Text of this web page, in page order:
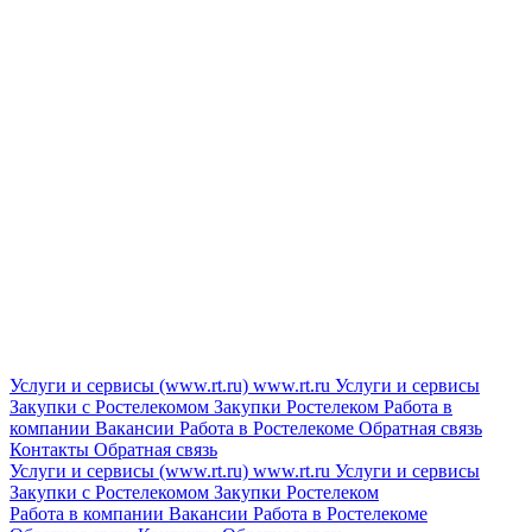
Услуги и сервисы (www.rt.ru) www.rt.ru Услуги и сервисы
Закупки с Ростелекомом Закупки Ростелеком Работа в
компании Вакансии Работа в Ростелекоме Обратная связь
Контакты Обратная связь
Услуги и сервисы (www.rt.ru) www.rt.ru Услуги и сервисы
Закупки с Ростелекомом Закупки Ростелеком
Работа в компании Вакансии Работа в Ростелекоме